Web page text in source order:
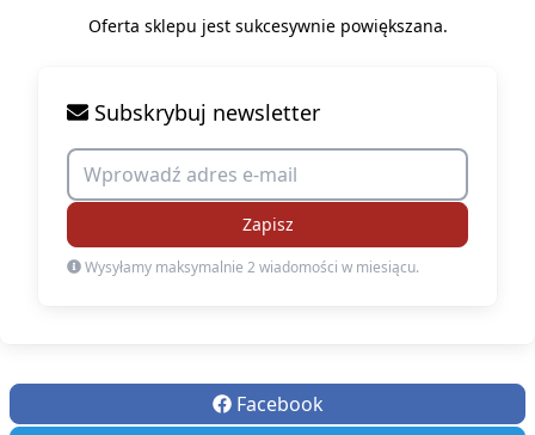
Oferta sklepu jest sukcesywnie powiększana.
Subskrybuj newsletter
Zapisz
Wysyłamy maksymalnie 2 wiadomości w miesiącu.
Facebook